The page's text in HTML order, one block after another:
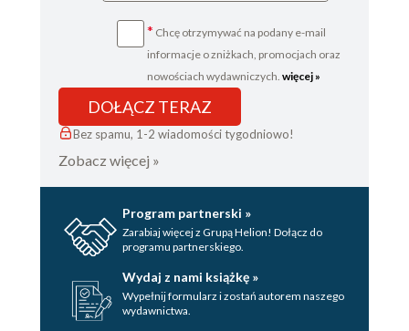
* Chcę otrzymywać na podany e-mail
informacje o zniżkach, promocjach oraz
nowościach wydawniczych. więcej »
DOŁĄCZ TERAZ
Bez spamu, 1-2 wiadomości tygodniowo!
Zobacz więcej »
Program partnerski »
Zarabiaj więcej z Grupą Helion! Dołącz do
programu partnerskiego.
Wydaj z nami książkę »
Wypełnij formularz i zostań autorem naszego
wydawnictwa.